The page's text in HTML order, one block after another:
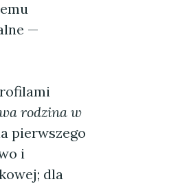
—
rodzina w
pierwszego
i
dla